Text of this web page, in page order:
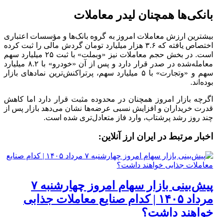
بانکی‌ها همچنان لیدر معاملات
بیشترین ارزش معاملات امروز به گروه بانک‌ها و مؤسسات اعتباری
اختصاص یافته که ۳.۶ هزار میلیارد تومان گردش مالی را ثبت کرده
است. در بخش حجم معاملات نیز «وبملت» با ثبت ۲۵ میلیارد سهم
معامله‌شده در صدر قرار دارد و پس از آن «خودرو» با ۸.۲ میلیارد
سهم و «وتجارت» با ۵ میلیارد سهم، پرتراکنش‌ترین نماد‌های بازار
بوده‌اند.
اگرچه بازار امروز همچنان در محدوده مثبت قرار دارد اما کاهش
قدرت خریداران و افزایش نسبی عرضه‌ها نشان می‌دهد بازار پس از
چند روز رشد پرشتاب، وارد فاز متعادل‌تری شده است.
اخبار مرتبط در ایران ارز آنلاین:
پیش‌بینی بازار سهام امروز چهارشنبه ۷
مرداد ۱۴۰۵ | کدام صنایع معاملات جذابی
خواهند داشت؟